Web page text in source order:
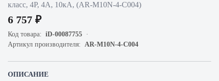
класс, 4P, 4А, 10кА, (AR-M10N-4-C004)
6 757 ₽
Код товара: iD-00087755
Артикул производителя: AR-M10N-4-C004
ОПИСАНИЕ